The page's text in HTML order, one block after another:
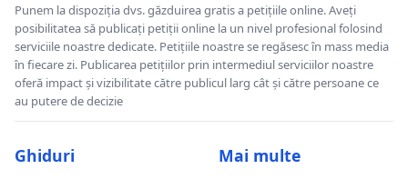
Punem la dispoziția dvs. găzduirea gratis a petițiile online. Aveți
posibilitatea să publicați petiții online la un nivel profesional folosind
serviciile noastre dedicate. Petițiile noastre se regăsesc în mass media
în fiecare zi. Publicarea petițiilor prin intermediul serviciilor noastre
oferă impact și vizibilitate către publicul larg cât și către persoane ce
au putere de decizie
Ghiduri Mai multe